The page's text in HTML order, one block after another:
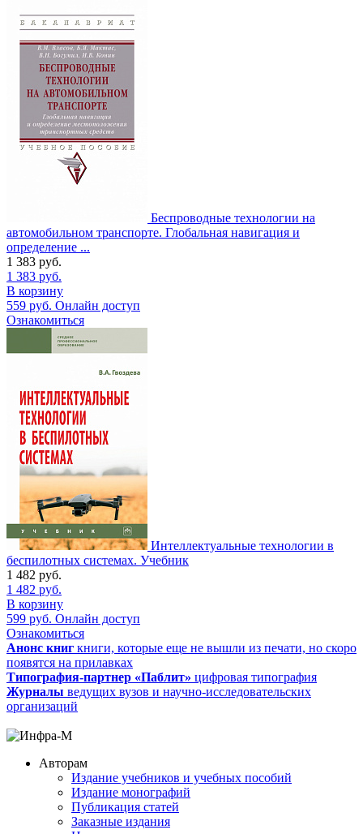
Беспроводные технологии на
автомобильном транспорте. Глобальная навигация и
определение ...
1 383 руб.
1 383 руб.
В корзину
559 руб. Онлайн доступ
Ознакомиться
Интеллектуальные технологии в
беспилотных системах. Учебник
1 482 руб.
1 482 руб.
В корзину
599 руб. Онлайн доступ
Ознакомиться
Анонс книг книги, которые еще не вышли из печати, но скоро
появятся на прилавках
Типография-партнер «Паблит» цифровая типография
Журналы ведущих вузов и научно-исследовательских
организаций
Авторам
Издание учебников и учебных пособий
Издание монографий
Публикация статей
Заказные издания